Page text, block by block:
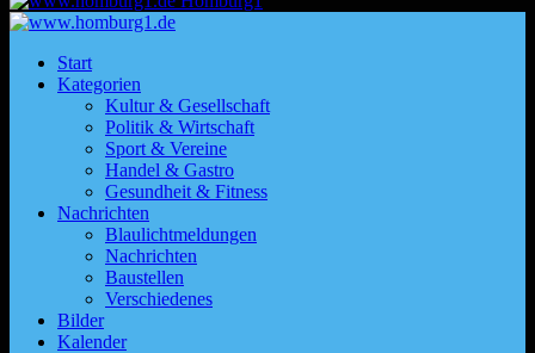
Start
Kategorien
Kultur & Gesellschaft
Politik & Wirtschaft
Sport & Vereine
Handel & Gastro
Gesundheit & Fitness
Nachrichten
Blaulichtmeldungen
Nachrichten
Baustellen
Verschiedenes
Bilder
Kalender